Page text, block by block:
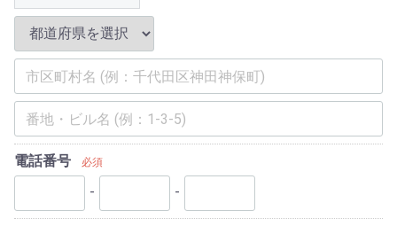
電話番号 必須
- -